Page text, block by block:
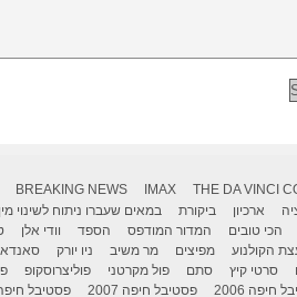
BREAKING NEWS IMAX THE DA VINCI
ארכיון ביקורת במאים שעברו ניתוח לשינוי מין
הכי טובים המדור המודפס הספד וודי אלן
הקולנוע מפיצים מר משיב ניו יורק
סרטי קיץ סתם פול מקרטני פוליצרוסקופ
חיפה 2006 פסטיבל חיפה 2007 פסטיבל חיפה